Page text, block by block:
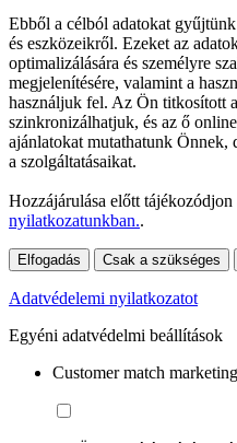
Ebből a célból adatokat
és eszközeikről. Ezeket az
optimalizálására és személyre
megjelenítésére, valamint a
használjuk fel. Az Ön titkosított
szinkronizálhatjuk, és az ő
ajánlatokat mutathatunk Önnek,
a szolgáltatásaikat.
Hozzájárulása előtt tájékozódjon
nyilatkozatunkban..
Elfogadás Csak a szükséges
Adatvédelemi nyilatkozatot
Egyéni adatvédelmi beállítások
Customer match marketing